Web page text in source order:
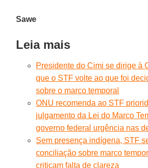
Sawe
Leia mais
Presidente do Cimi se dirige à
que o STF volte ao que foi
sobre o marco temporal
ONU recomenda ao STF
julgamento da Lei do Marco
governo federal urgência nas
Sem presença indígena, STF
conciliação sobre marco
criticam falta de clareza